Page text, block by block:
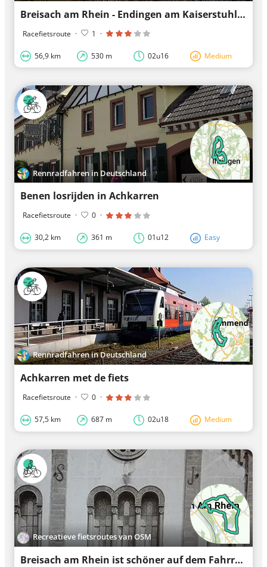
Breisach am Rhein - Endingen am Kaiserstuhl - Breisach am Rhein: Fietsen langs rustige wegen
Racefietsroute · 1 ·
56,9 km 530 m 02u16 Medium
Rennradfahren in Deutschland
Benen losrijden in Achkarren
Racefietsroute · 0 ·
30,2 km 361 m 01u12 Easy
Rennradfahren in Deutschland
Achkarren met de fiets
Racefietsroute · 0 ·
57,5 km 687 m 02u18 Medium
Recreatieve fietsroutes van OSM
Breisach am Rhein ist schöner auf dem Fahrrad